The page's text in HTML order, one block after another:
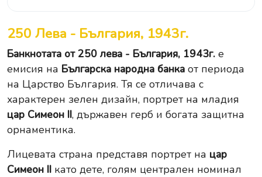
250 Лева - България, 1943г.
Банкнотата от 250 лева - България, 1943г. е
емисия на Българска народна банка от периода
на Царство България. Тя се отличава с
характерен зелен дизайн, портрет на младия
цар Симеон II, държавен герб и богата защитна
орнаментика.
Лицевата страна представя портрет на цар
Симеон II като дете, голям централен номинал